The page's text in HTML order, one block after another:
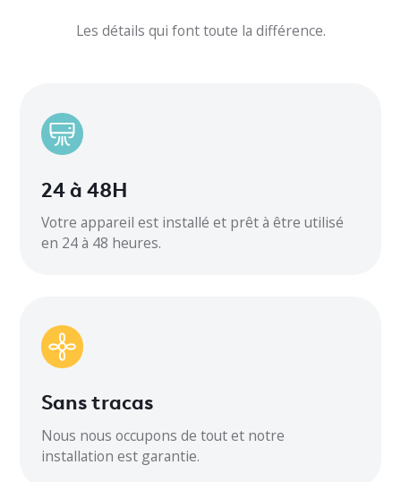
R32
Bruit extérieur
Dimensions intérieures
Les détails qui font toute la différence.
24 à 48H
Votre appareil est installé et prêt à être utilisé
en 24 à 48 heures.
Sans tracas
Nous nous occupons de tout et notre
installation est garantie.